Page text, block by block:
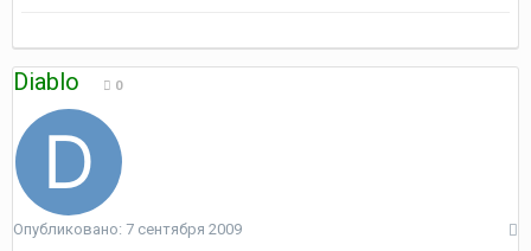
Diablo 0
Опубликовано: 7 сентября 2009